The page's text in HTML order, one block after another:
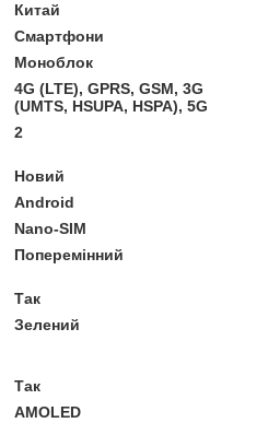
Китай
Смартфони
Моноблок
4G (LTE), GPRS, GSM, 3G
(UMTS, HSUPA, HSPA), 5G
2
Новий
Android
Nano-SIM
Поперемінний
Так
Зелений
Так
AMOLED